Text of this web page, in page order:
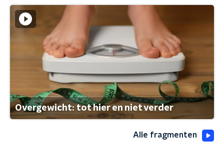
Overgewicht: tot hier en niet verder
Alle fragmenten